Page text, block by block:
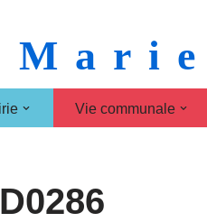
Vie communale